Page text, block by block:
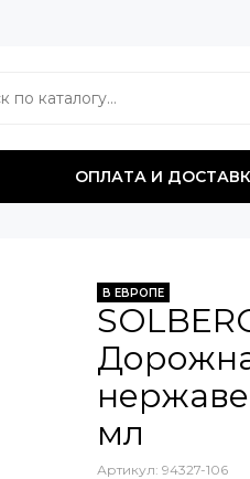
ОПЛАТА И
В ЕВРОПЕ
мл
Артикул: 94327-106